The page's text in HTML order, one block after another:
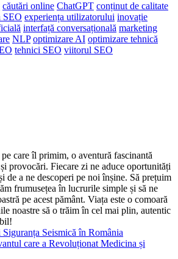
căutări online ChatGPT conținut de calitate
SEO experiența utilizatorului inovație
interfață conversațională marketing
NLP optimizare AI optimizare tehnică
tehnici SEO viitorul SEO
care îl primim, o aventură fascinantă
provocări. Fiecare zi ne aduce oportunități
de a ne descoperi pe noi înșine. Să prețuim
frumusețea în lucrurile simple și să ne
pe acest pământ. Viața este o comoară
noastre să o trăim în cel mai plin, autentic
Seismică în România
care a Revoluționat Medicina și